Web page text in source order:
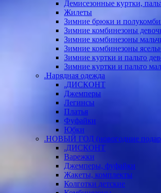
Демисезонные куртки,
Жилеты
Зимние брюки и
Зимние комбинезоны
Зимние комбинезоны
Зимние комбинезоны
Зимние куртки и пальто
Зимние куртки и пальто
.Нарядная одежда
.ДИСКОНТ
Джемперы
Легинсы
Платья
Фуфайки
Юбки
.НОВЫЙ ГОД (новогодние
.ДИСКОНТ
Варежки
Джемперы, фуфайки
Жакеты, комплекты
Колготки детские